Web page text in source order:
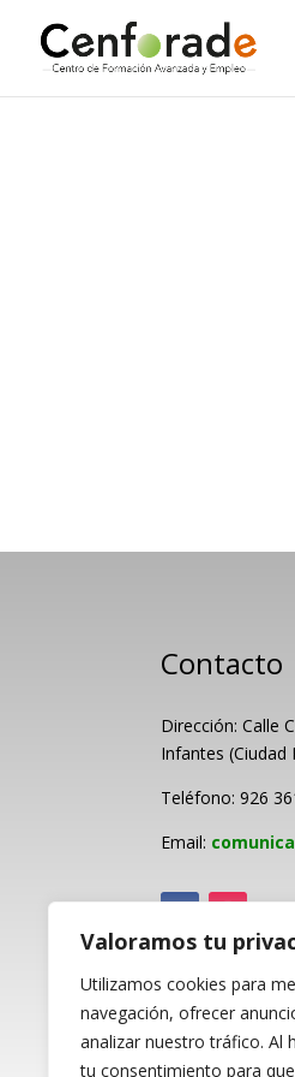
Valoramos tu
Utilizamos cookies para
navegación, ofrecer
analizar nuestro tráfico. Al
tu consentimiento para
Contacto
Dirección: Calle
Infantes (Ciudad
Teléfono: 926
Email: